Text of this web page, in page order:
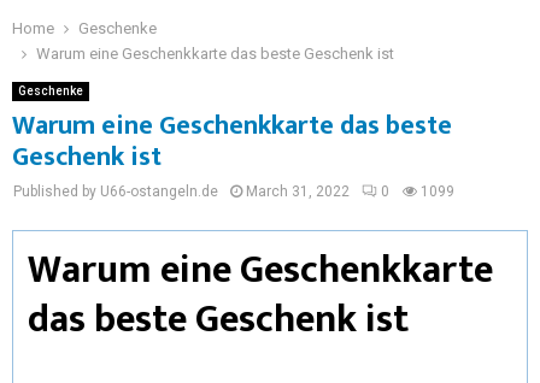
Home
Geschenke
Warum eine Geschenkkarte das beste Geschenk ist
Geschenke
Warum eine Geschenkkarte das beste
Geschenk ist
Published by U66-ostangeln.de March 31, 2022 0 1099
Warum eine Geschenkkarte
das beste Geschenk ist